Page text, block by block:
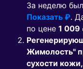
За неделю
Показать ₽.
по цене 1 009
Жимолость"
сухости